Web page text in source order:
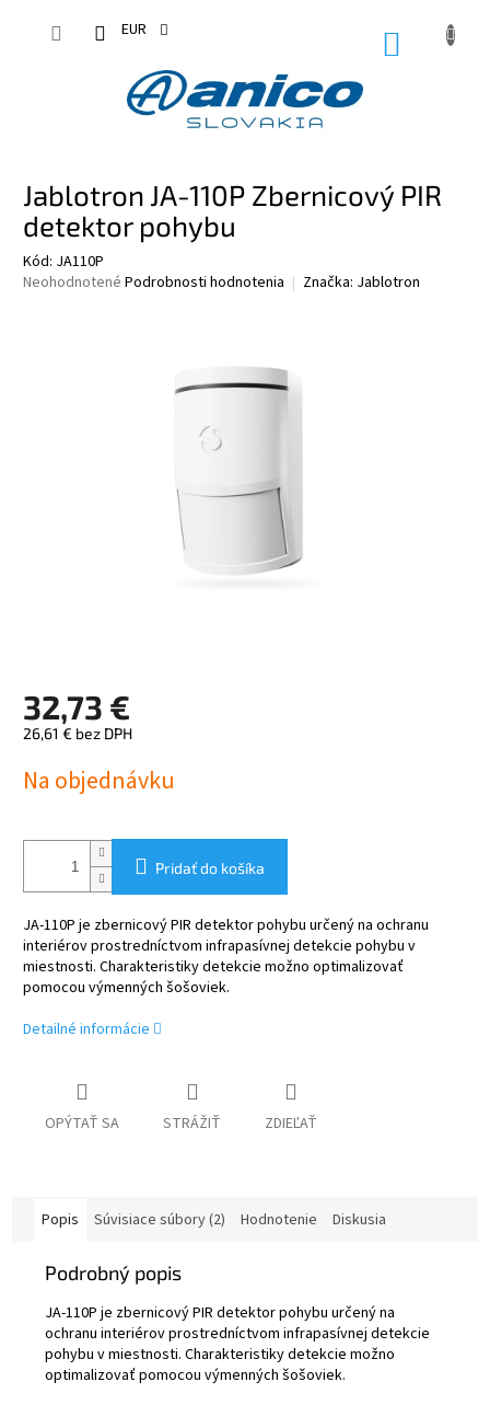
EUR
Jablotron JA-110P Zbernicový PIR
detektor pohybu
Kód: JA110P
Priemerné
Neohodnotené Podrobnosti hodnotenia Značka: Jablotron
32,73 €
26,61 € bez DPH
cena:
Na objednávku
Pridať do košíka
JA-110P je zbernicový PIR detektor pohybu určený na ochranu
interiérov prostredníctvom infrapasívnej detekcie pohybu v
miestnosti. Charakteristiky detekcie možno optimalizovať
pomocou výmenných šošoviek.
Detailné informácie
OPÝTAŤ SA STRÁŽIŤ ZDIEĽAŤ
Popis Súvisiace súbory (2) Hodnotenie Diskusia
Podrobný popis
JA-110P je zbernicový PIR detektor pohybu určený na
ochranu interiérov prostredníctvom infrapasívnej detekcie
pohybu v miestnosti. Charakteristiky detekcie možno
optimalizovať pomocou výmenných šošoviek.